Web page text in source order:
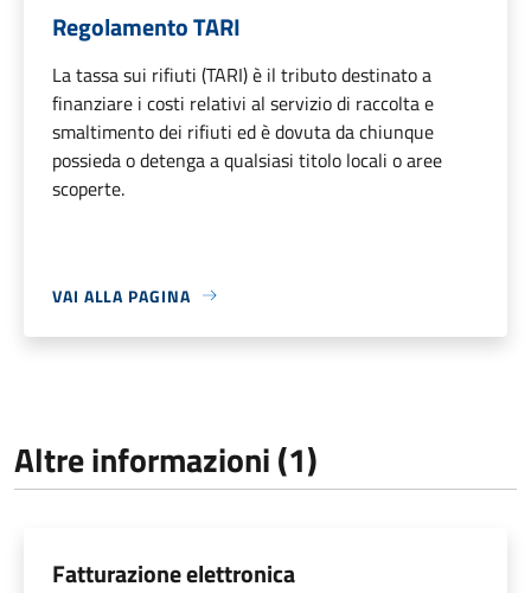
Regolamento TARI
La tassa sui rifiuti (TARI) è il tributo destinato a
finanziare i costi relativi al servizio di raccolta e
smaltimento dei rifiuti ed è dovuta da chiunque
possieda o detenga a qualsiasi titolo locali o aree
scoperte.
VAI ALLA PAGINA
Altre informazioni (1)
Fatturazione elettronica